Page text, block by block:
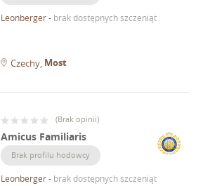
Leonberger- brak dostępnych szczeniąt
Czechy Most
(Brak opinii)
Amicus Familiaris
Brak profilu hodowcy
Leonberger- brak dostępnych szczeniąt